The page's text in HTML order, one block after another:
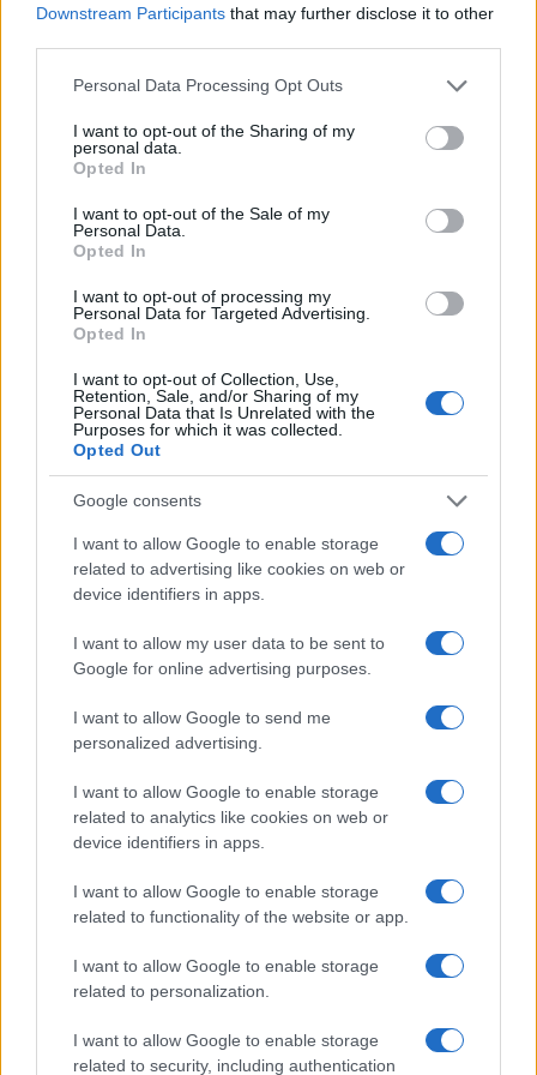
Downstream Participants that may further disclose it to other
Please note that this website/app uses one or more Google
not limited to your visit or usage behaviour. You may click to
grant or deny consent to Google and its third-party tags to
use your data for below specified purposes in below Google
consent section.
Personal Data Processing Opt Outs
I want to opt-out of the Sharing of my
personal data.
Opted In
I want to opt-out of the Sale of my
Personal Data.
Opted In
I want to opt-out of processing my
Personal Data for Targeted Advertising.
Opted In
I want to opt-out of Collection, Use,
Retention, Sale, and/or Sharing of my
Personal Data that Is Unrelated with the
Purposes for which it was collected.
Opted Out
Google consents
I want to allow Google to enable storage
related to advertising like cookies on web or
device identifiers in apps.
I want to allow my user data to be sent to
Google for online advertising purposes.
I want to allow Google to send me
personalized advertising.
I want to allow Google to enable storage
related to analytics like cookies on web or
device identifiers in apps.
I want to allow Google to enable storage
related to functionality of the website or app.
I want to allow Google to enable storage
related to personalization.
I want to allow Google to enable storage
related to security, including authentication
À lire aussi
AUTOMOBILE
Réparations automobiles 2025: le guide malin pour réduire la
facture